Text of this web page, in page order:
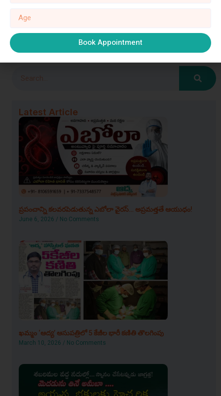
time I comment.
Latest Article
ప్రపంచాన్ని కలవరపెడుతున్న ఎబోలా వైరస్… అప్రమత్తతే ఆయుధం!
June 6, 2026 No Comments
ఖమ్మం ‘ఆద్య’ ఆసుపత్రిలో 5 కేజీల భారీ కణితి తొలగింపు
March 10, 2026 No Comments
Book Appointment